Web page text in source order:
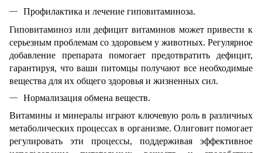
Профилактика и лечение гиповитаминоза.
Гиповитаминоз или дефицит витаминов может привести к
серьезным проблемам со здоровьем у животных. Регулярное
добавление препарата помогает предотвратить дефицит,
гарантируя, что ваши питомцы получают все необходимые
вещества для их общего здоровья и жизненных сил.
Нормализация обмена веществ.
Витамины и минералы играют ключевую роль в различных
метаболических процессах в организме. Олиговит помогает
регулировать эти процессы, поддерживая эффективное